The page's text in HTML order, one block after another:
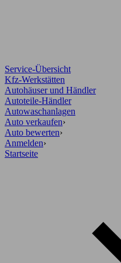
Service-Übersicht
Kfz-Werkstätten
Autohäuser und Händler
Autoteile-Händler
Autowaschanlagen
Auto verkaufen›
Auto bewerten›
Anmelden›
Startseite